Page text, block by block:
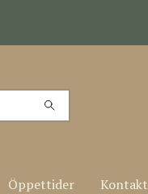
Öppettider Kontakt